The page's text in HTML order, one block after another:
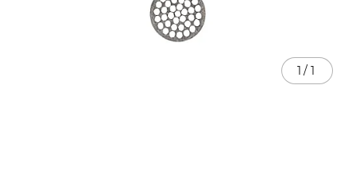
1 / 1